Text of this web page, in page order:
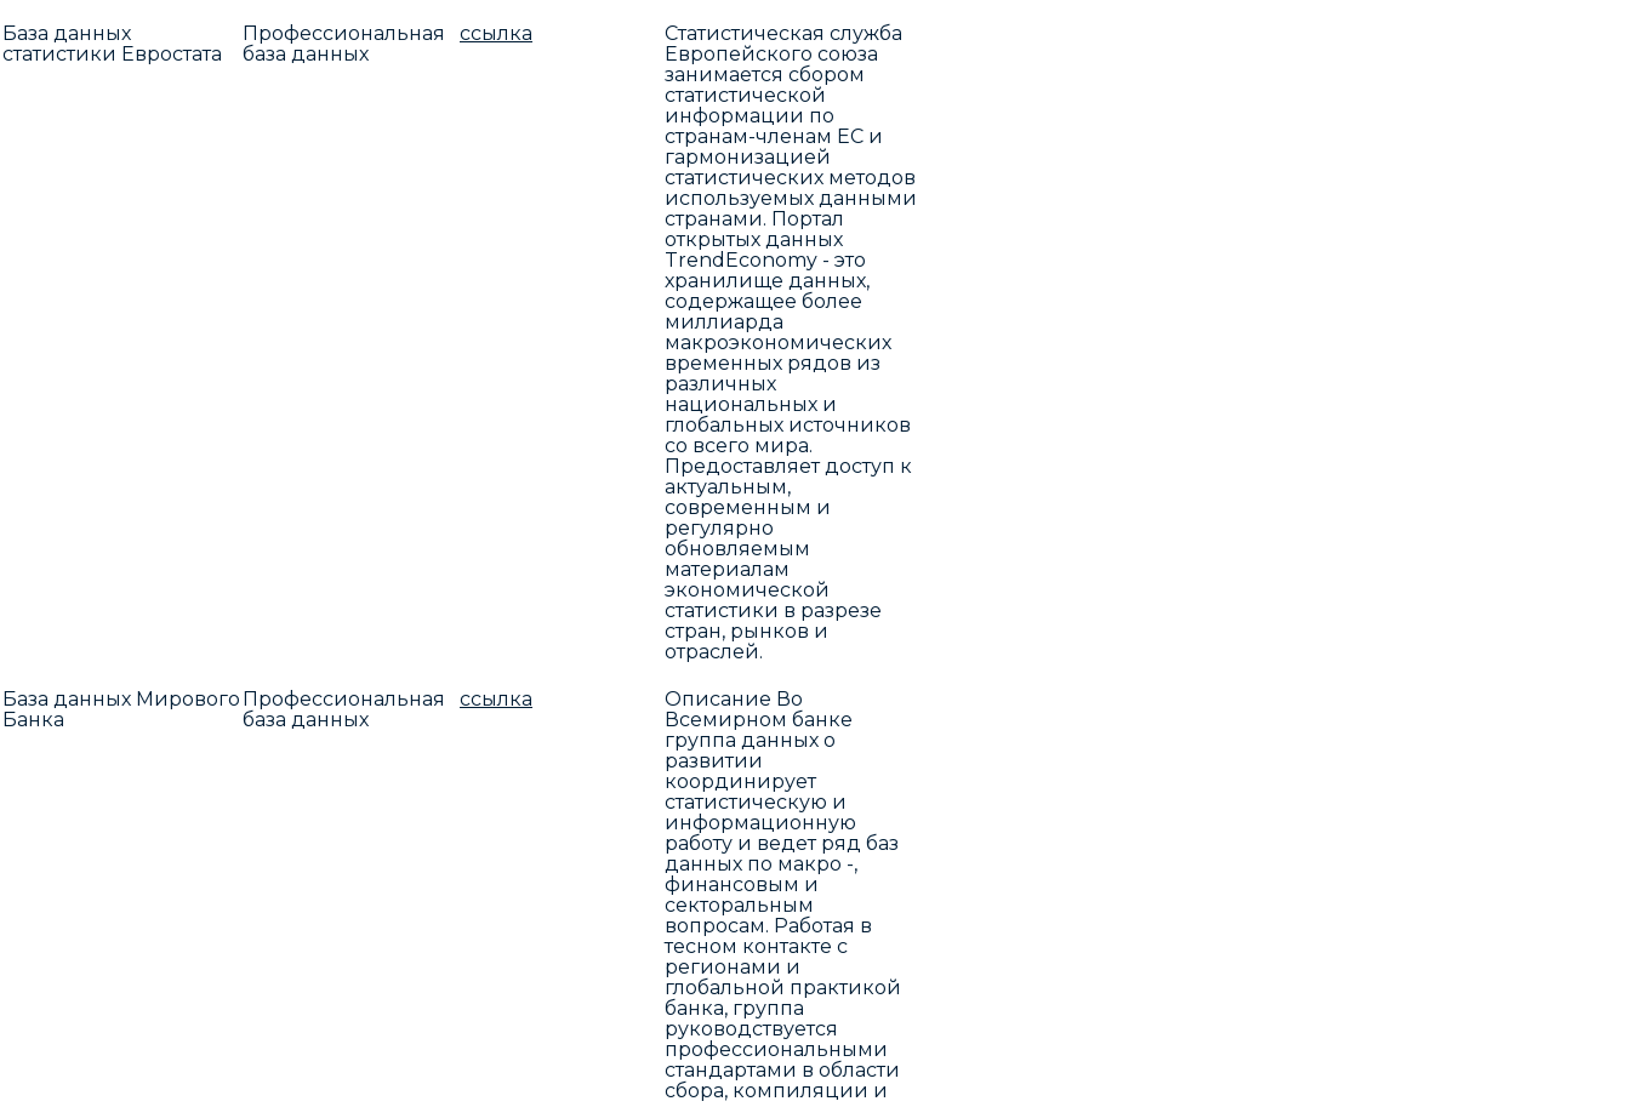
База данных
статистики Евростата
Профессиональная
база данных
ссылка
Статистическая служба
Европейского союза
занимается сбором
статистической
информации по
странам-членам ЕС и
гармонизацией
статистических методов
используемых данными
странами. Портал
открытых данных
TrendEconomy - это
хранилище данных,
содержащее более
миллиарда
макроэкономических
временных рядов из
различных
национальных и
глобальных источников
со всего мира.
Предоставляет доступ к
актуальным,
современным и
регулярно
обновляемым
материалам
экономической
статистики в разрезе
стран, рынков и
отраслей.
База данных Мирового
Банка
Профессиональная
база данных
ссылка
Описание Во
Всемирном банке
группа данных о
развитии
координирует
статистическую и
информационную
работу и ведет ряд баз
данных по макро -,
финансовым и
секторальным
вопросам. Работая в
тесном контакте с
регионами и
глобальной практикой
банка, группа
руководствуется
профессиональными
стандартами в области
сбора, компиляции и